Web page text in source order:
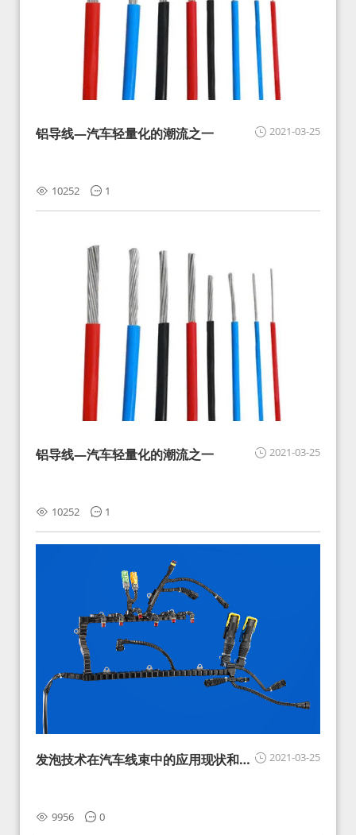
2021-03-25
铝导线—汽车轻量化的潮流之一
10252 1
2021-03-25
铝导线—汽车轻量化的潮流之一
10252 1
2021-03-25
发泡技术在汽车线束中的应用现状和展
9956 0